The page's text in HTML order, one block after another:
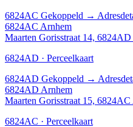
6824AC Gekoppeld →
6824AC Arnhem
Maarten Gorisstraat 14,
6824AD · Perceelkaart
6824AD Gekoppeld →
6824AD Arnhem
Maarten Gorisstraat 15,
6824AC · Perceelkaart